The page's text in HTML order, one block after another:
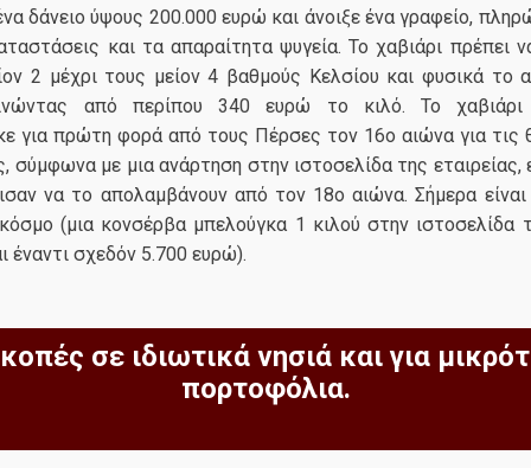
δάνειο ύψους 200.000 ευρώ και άνοιξε ένα γραφείο,
και τα απαραίτητα ψυγεία. Το χαβιάρι πρέπει
2 μέχρι τους μείον 4 βαθμούς Κελσίου και φυσικά το
από περίπου 340 ευρώ το κιλό. Το
για πρώτη φορά από τους Πέρσες τον 16ο αιώνα για τις
σύμφωνα με μια ανάρτηση στην ιστοσελίδα της
να το απολαμβάνουν από τον 18ο αιώνα. Σήμερα
(μια κονσέρβα μπελούγκα 1 κιλού στην ιστοσελίδα
έναντι σχεδόν 5.700 ευρώ).
σε ιδιωτικά νησιά και για
πορτοφόλια.